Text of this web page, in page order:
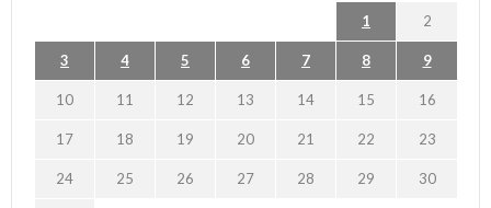
1 2
3 4 5 6 7 8 9
10 11 12 13 14 15 16
17 18 19 20 21 22 23
24 25 26 27 28 29 30